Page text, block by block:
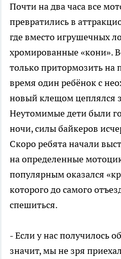
Почти на два часа все
превратились в
где вместо игрушечных
хромированные «кони».
только притормозить на
время один ребёнок с
новый клещом цеплялся
Неутомимые дети были
ночи, силы байкеров
Скоро ребята начали
на определенные
популярным оказался
которого до самого
спешиться.
- Если у нас получилось
значит, мы не зря